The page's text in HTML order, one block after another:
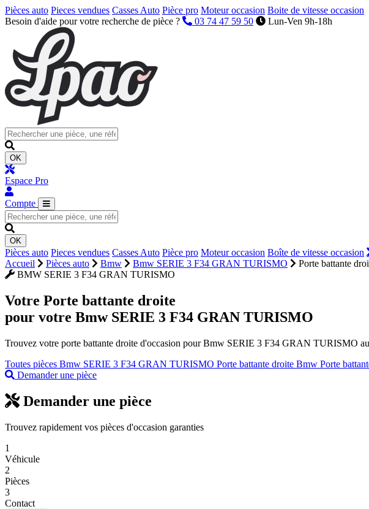
Pièces auto Pieces vendues Casses Auto Pièce pro Moteur occasion Boite de vitesse occasion
Besoin d'aide pour votre recherche de pièce ?
03 74 47 59 50 Lun-Ven 9h-18h
OK
Espace Pro
Compte
OK
Pièces auto Pieces vendues Casses Auto Pièce pro Moteur occasion Boîte de vitesse occasion
Accueil
Pièces auto Bmw Bmw SERIE 3 F34 GRAN TURISMO
Porte battante
BMW SERIE 3 F34 GRAN TURISMO
Votre Porte battante droite
pour votre Bmw SERIE 3 F34 GRAN TURISMO
Trouvez votre porte battante droite d'occasion pour Bmw SERIE 3 F34 GRAN TURISMO
Toutes pièces Bmw SERIE 3 F34 GRAN TURISMO Porte battante droite Bmw Porte
Demander une pièce
Demander une pièce
Trouvez rapidement vos pièces d'occasion garanties
1
Véhicule
2
Pièces
3
Contact